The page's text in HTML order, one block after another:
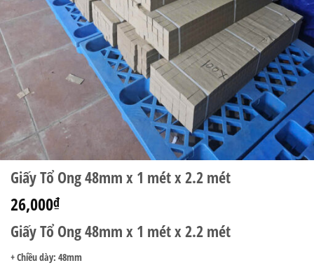
Giấy Tổ Ong 48mm x 1 mét x 2.2 mét
26,000₫
Giấy Tổ Ong 48mm x 1 mét x 2.2 mét
+ Chiều dày: 48mm